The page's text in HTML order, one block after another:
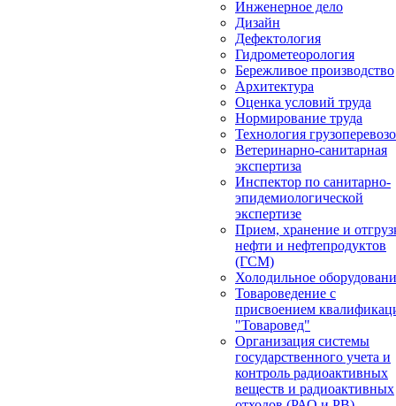
Инженерное дело
Дизайн
Дефектология
Гидрометеорология
Бережливое производство
Архитектура
Оценка условий труда
Нормирование труда
Технология
Ветеринарно-санитарная
экспертиза
Инспектор по санитарно-
эпидемиологической
экспертизе
Прием, хранение и
нефти и нефтепродуктов
(ГСМ)
Холодильное
Товароведение с
присвоением
"Товаровед"
Организация системы
государственного учета и
контроль радиоактивных
веществ и радиоактивных